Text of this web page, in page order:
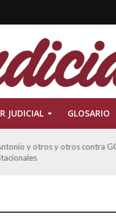
JUDICIAL GLOSARIO
y otros y otros contra